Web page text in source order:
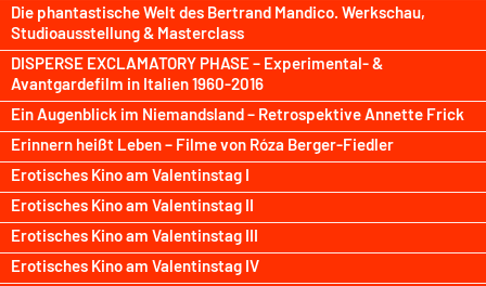
Die phantastische Welt des Bertrand Mandico. Werkschau,
Studioausstellung & Masterclass
DISPERSE EXCLAMATORY PHASE – Experimental- &
Avantgardefilm in Italien 1960-2016
Ein Augenblick im Niemandsland – Retrospektive Annette Frick
Erinnern heißt Leben – Filme von Róza Berger-Fiedler
Erotisches Kino am Valentinstag I
Erotisches Kino am Valentinstag II
Erotisches Kino am Valentinstag III
Erotisches Kino am Valentinstag IV